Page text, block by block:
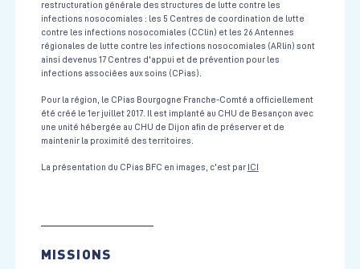
restructuration générale des structures de lutte contre les
infections nosocomiales : les 5 Centres de coordination de lutte
contre les infections nosocomiales (CClin) et les 26 Antennes
régionales de lutte contre les infections nosocomiales (ARlin) sont
ainsi devenus 17 Centres d'appui et de prévention pour les
infections associées aux soins (CPias).
Pour la région, le CPias Bourgogne Franche-Comté a officiellement
été créé le 1er juillet 2017. Il est implanté au CHU de Besançon avec
une unité hébergée au CHU de Dijon afin de préserver et de
maintenir la proximité des territoires.
La présentation du CPias BFC en images, c'est par ICI
MISSIONS